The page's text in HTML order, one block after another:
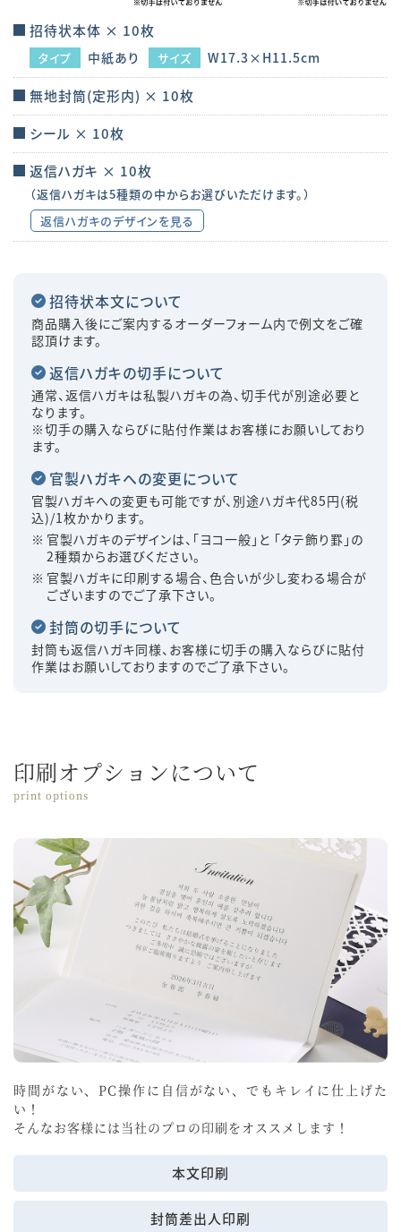
招待状本体 × 10枚
タイプ 中紙あり サイズ W17.3×H11.5cm
無地封筒(定形内) × 10枚
シール × 10枚
返信ハガキ × 10枚
（返信ハガキは5種類の中からお選びいただけます。）
返信ハガキのデザインを見る
招待状本文について
商品購入後にご案内するオーダーフォーム内で例文をご確
認頂けます。
返信ハガキの切手について
通常、返信ハガキは私製ハガキの為、切手代が別途必要と
なります。
※切手の購入ならびに貼付作業はお客様にお願いしており
ます。
官製ハガキへの変更について
官製ハガキへの変更も可能ですが、別途ハガキ代85円(税
込)/1枚かかります。
官製ハガキのデザインは、「ヨコ一般」と 「タテ飾り罫」の
2種類からお選びください。
官製ハガキに印刷する場合、色合いが少し変わる場合が
ございますのでご了承下さい。
封筒の切手について
封筒も返信ハガキ同様、お客様に切手の購入ならびに貼付
作業はお願いしておりますのでご了承下さい。
印刷オプションについて
print options
時間がない、PC操作に自信がない、でもキレイに仕上げた
い！
そんなお客様には当社のプロの印刷をオススメします！
本文印刷
封筒差出人印刷